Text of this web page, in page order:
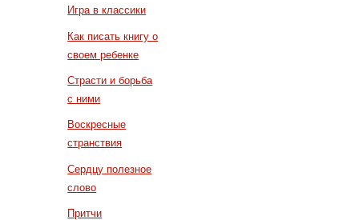
Игра в классики
Как писать книгу о
своем ребенке
Страсти и борьба
с ними
Воскресные
странствия
Сердцу полезное
слово
Притчи